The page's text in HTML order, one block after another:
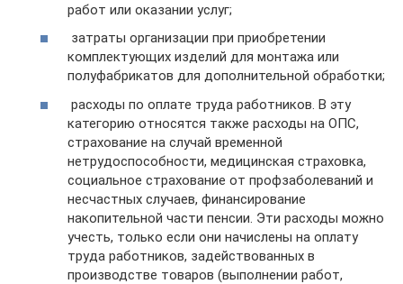
работ или оказании услуг;
затраты организации при приобретении
комплектующих изделий для монтажа или
полуфабрикатов для дополнительной обработки;
расходы по оплате труда работников. В эту
категорию относятся также расходы на ОПС,
страхование на случай временной
нетрудоспособности, медицинская страховка,
социальное страхование от профзаболеваний и
несчастных случаев, финансирование
накопительной части пенсии. Эти расходы можно
учесть, только если они начислены на оплату
труда работников, задействованных в
производстве товаров (выполнении работ,